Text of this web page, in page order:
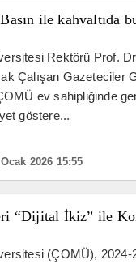
ile kahvaltıda
Rektörü Prof.
Çalışan Gazeteciler
ev sahipliğinde
göstere...
2026 15:55
“Dijital İkiz” ile
(ÇOMÜ), 2024-